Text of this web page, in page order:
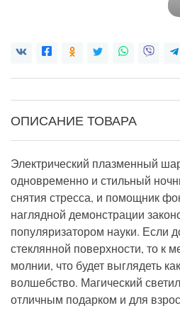
ОПИСАНИЕ ТОВАРА
Электрический плазменный
одновременно и стильный
снятия стресса, и помощник
наглядной демонстрации
популяризатором науки. Если
стеклянной поверхности, то к
молнии, что будет выглядеть
волшебство. Магический
отличным подарком и для